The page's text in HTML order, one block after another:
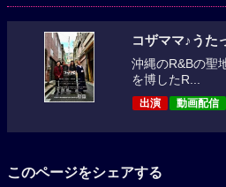
コザママ♪うた
沖縄のR&Bの聖
を博したR...
出演 動画配信
このページをシェアする